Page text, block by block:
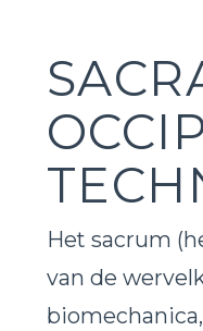
Het sacrum
van de